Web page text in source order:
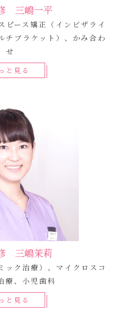
三嶋一平
ピース矯正（インビザライ
チブラケット）、かみ合わ
せ
と見る
三嶋茉莉
ック治療）、マイクロスコ
療、小児歯科
と見る